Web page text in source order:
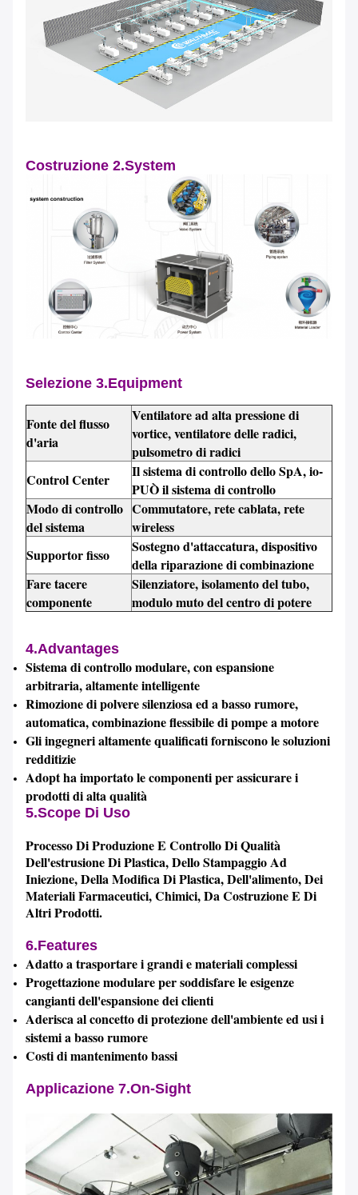
Costruzione 2.System
Selezione 3.Equipment
Fonte del flusso
d'aria
Ventilatore ad alta pressione di
vortice, ventilatore delle radici,
pulsometro di radici
Control Center
Il sistema di controllo dello SpA, io-
PUÒ il sistema di controllo
Modo di controllo
del sistema
Commutatore, rete cablata, rete
wireless
Supportor fisso
Sostegno d'attaccatura, dispositivo
della riparazione di combinazione
Fare tacere
componente
Silenziatore, isolamento del tubo,
modulo muto del centro di potere
4.Advantages
Sistema di controllo modulare, con espansione
arbitraria, altamente intelligente
Rimozione di polvere silenziosa ed a basso rumore,
automatica, combinazione flessibile di pompe a motore
Gli ingegneri altamente qualificati forniscono le soluzioni
redditizie
Adopt ha importato le componenti per assicurare i
prodotti di alta qualità
5.Scope Di Uso
Processo Di Produzione E Controllo Di Qualità
Dell'estrusione Di Plastica, Dello Stampaggio Ad
Iniezione, Della Modifica Di Plastica, Dell'alimento, Dei
Materiali Farmaceutici, Chimici, Da Costruzione E Di
Altri Prodotti.
6.Features
Adatto a trasportare i grandi e materiali complessi
Progettazione modulare per soddisfare le esigenze
cangianti dell'espansione dei clienti
Aderisca al concetto di protezione dell'ambiente ed usi i
sistemi a basso rumore
Costi di mantenimento bassi
Applicazione 7.On-Sight